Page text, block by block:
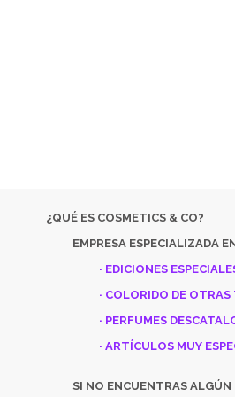
¿QUÉ ES COSMETICS & CO?
EMPRESA ESPECIALIZADA
· EDICIONES
· COLORIDO DE
· PERFUMES
· ARTÍCULOS MUY
SI NO ENCUENTRAS